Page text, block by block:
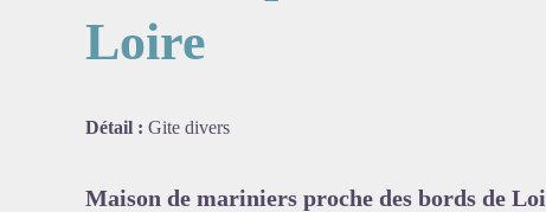
Loire
Détail : Gite divers
Maison de mariniers proche des bords de